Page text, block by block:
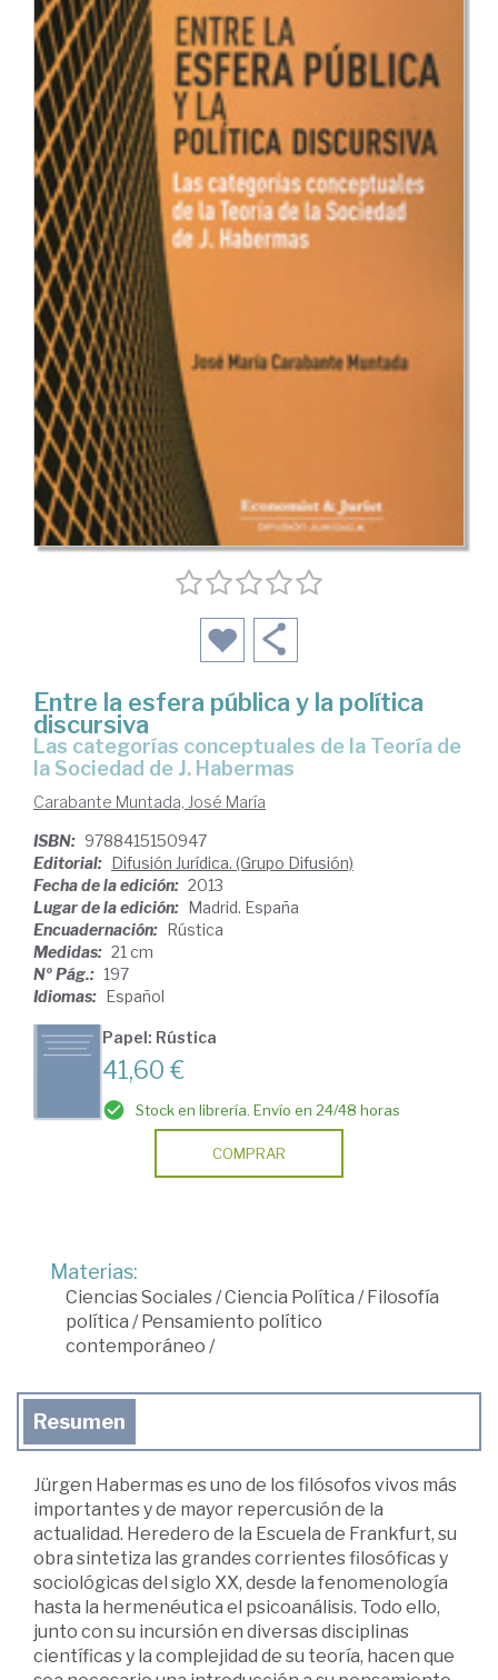
Entre la esfera pública y la política
discursiva
las categorías conceptuales de la Teoría de
la Sociedad de J. Habermas
Carabante Muntada, José María
ISBN: 9788415150947
Editorial: Difusión Jurídica. (Grupo Difusión)
Fecha de la edición: 2013
Lugar de la edición: Madrid. España
Encuadernación: Rústica
Medidas: 21 cm
Nº Pág.: 197
Idiomas: Español
Papel: Rústica
41,60 €
Stock en librería. Envío en 24/48 horas
COMPRAR
Materias:
Ciencias Sociales/Ciencia Política / Filosofía
política / Pensamiento político
contemporáneo /
Resumen
Jürgen Habermas es uno de los filósofos vivos más
importantes y de mayor repercusión de la
actualidad. Heredero de la Escuela de Frankfurt, su
obra sintetiza las grandes corrientes filosóficas y
sociológicas del siglo XX, desde la fenomenología
hasta la hermenéutica el psicoanálisis. Todo ello,
junto con su incursión en diversas disciplinas
científicas y la complejidad de su teoría, hacen que